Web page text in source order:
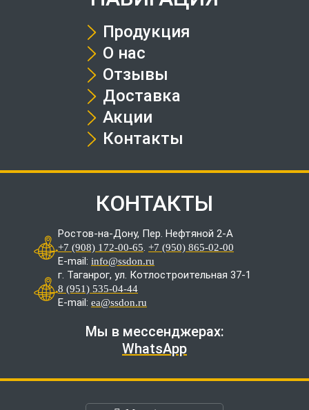
Продукция
О нас
Отзывы
Доставка
Акции
Контакты
КОНТАКТЫ
Ростов-на-Дону, Пер. Нефтяной 2-А
+7 (908) 172-00-65. +7 (950) 865-02-00
E-mail: info@ssdon.ru
г. Таганрог, ул. Котлостроительная 37-1
8 (951) 535-04-44
E-mail: ea@ssdon.ru
Мы в мессенджерах:
WhatsApp